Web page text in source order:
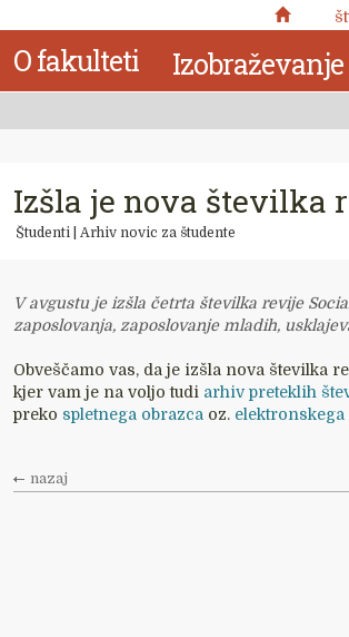
Revija Socialno delo
O fakulteti Izobraževanje
Izšla je nova številka
Študenti Arhiv novic za študente
V avgustu je izšla četrta številka revije
zaposlovanja, zaposlovanje mladih,
Obveščamo vas, da je izšla nova številka
kjer vam je na voljo tudi arhiv preteklih
preko spletnega obrazca oz. elektronskega
nazaj